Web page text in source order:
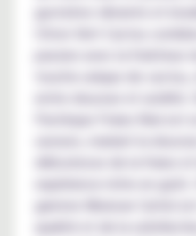
gustative vibrante et
touche unique de
entre douceur et acidité.
Pastèque Fraise Kiwi est
saveurs, mariant la
délicatesse de la fraise
gamme Mexican Cartel
qualité et de la